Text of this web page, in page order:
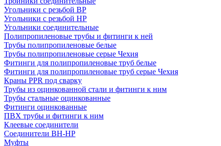
Угольники с резьбой ВР
Угольники с резьбой НР
Угольники соединительные
Полипропиленовые трубы и фитинги к ней
Трубы полипропиленовые белые
Трубы полипропиленовые серые Чехия
Фитинги для полипропиленовые труб белые
Фитинги для полипропиленовые труб серые Чехия
Краны PPR под сварку
Трубы из оцинкованной стали и фитинги к ним
Трубы стальные оцинкованные
Фитинги оцинкованные
ПВХ трубы и фитинги к ним
Клеевые соединители
Соединители ВН-НР
Муфты